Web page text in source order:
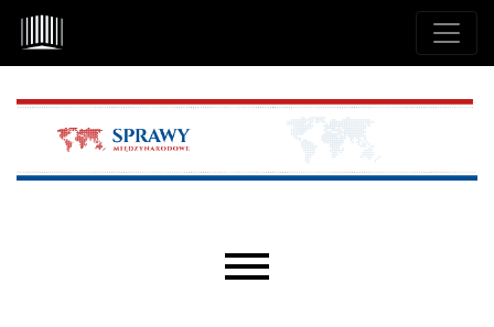
Przejdź do głównego menu
Przejdź do sekcji głównej
Przejdź do stopki